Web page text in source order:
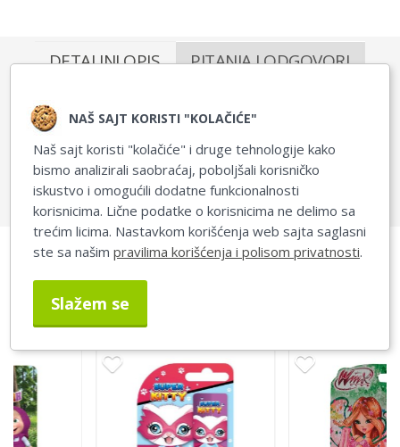
DETALJNI OPIS PITANJA I ODGOVORI
Sva pitanja i odgovori
Slični proizvodi
NAŠ SAJT KORISTI "KOLAČIĆE"
Naš sajt koristi "kolačiće" i druge tehnologije kako
bismo analizirali saobraćaj, poboljšali korisničko
iskustvo i omogućili dodatne funkcionalnosti
korisnicima. Lične podatke o korisnicima ne delimo sa
trećim licima. Nastavkom korišćenja web sajta saglasni
ste sa našimpravilima korišćenja i polisom privatnosti.
Slažem se